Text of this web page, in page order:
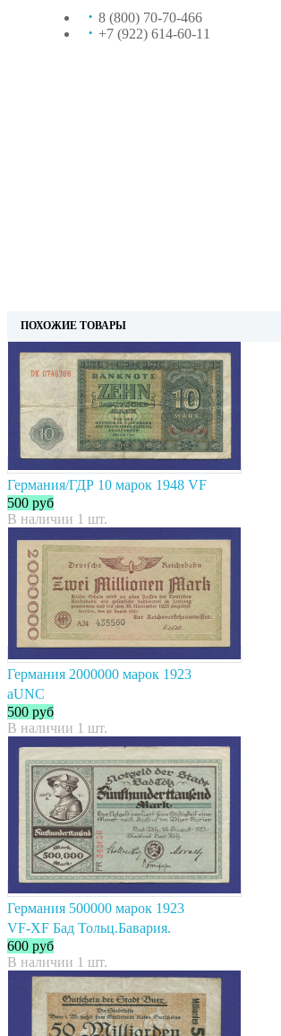
8 (800) 70-70-466
+7 (922) 614-60-11
ПОХОЖИЕ ТОВАРЫ
Германия/ГДР 10 марок 1948 VF
500 руб
В наличии 1 шт.
Германия 2000000 марок 1923
aUNC
500 руб
В наличии 1 шт.
Германия 500000 марок 1923
VF-XF Бад Тольц.Бавария.
600 руб
В наличии 1 шт.